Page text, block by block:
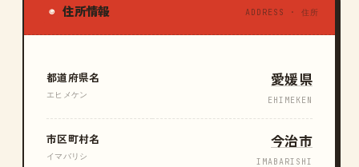
◉ 住所情報 ADDRESS · 住所
都道府県名
エヒメケン
愛媛県
EHIMEKEN
市区町村名
イマバリシ
今治市
IMABARISHI